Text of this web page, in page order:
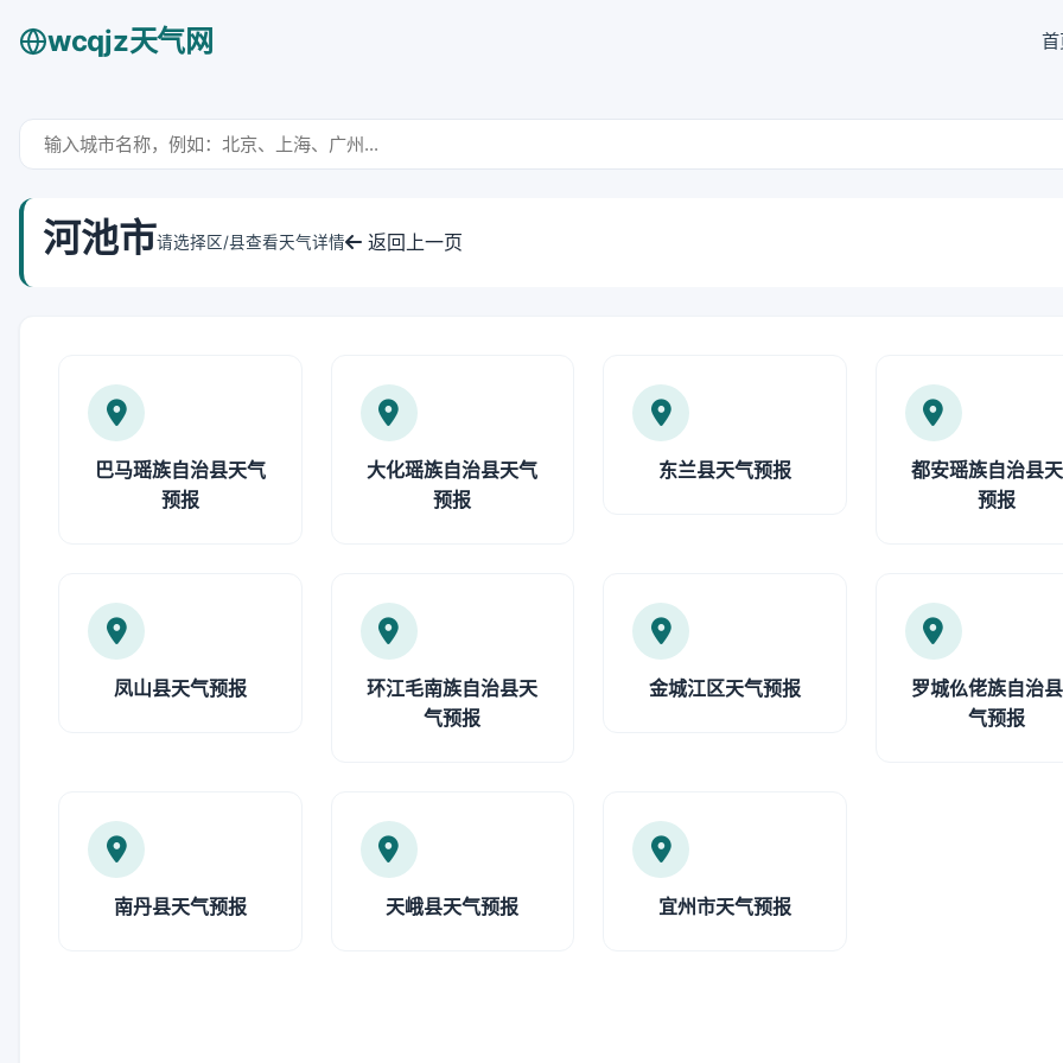
wcqjz天气网
河池市请选择区/县查看天气详情 返回上一页
巴马瑶族自治县天气
预报
大化瑶族自治县天气
预报
东兰县天气预报
都安瑶族自治县
预报
凤山县天气预报
环江毛南族自治县天
气预报
金城江区天气预报
罗城仫佬族自治
气预报
南丹县天气预报 天峨县天气预报 宜州市天气预报